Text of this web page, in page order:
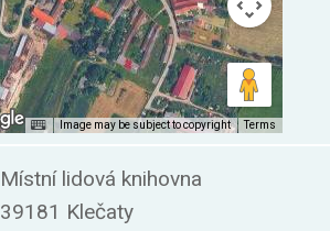
Místní lidová knihovna
39181 Klečaty